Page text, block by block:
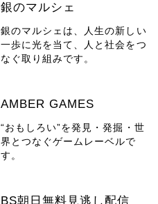
銀のマルシェ
銀のマルシェは、人生の新しい
一歩に光を当て、人と社会をつ
なぐ取り組みです。
AMBER GAMES
“おもしろい”を発見・発掘・世
界とつなぐゲームレーベルで
す。
BS朝日無料見逃し配信